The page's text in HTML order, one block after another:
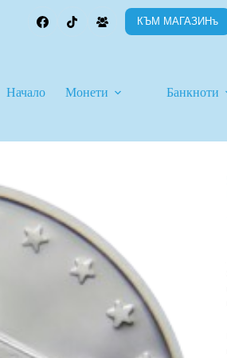
КЪМ МАГАЗИНъ
Начало Монети Банкноти